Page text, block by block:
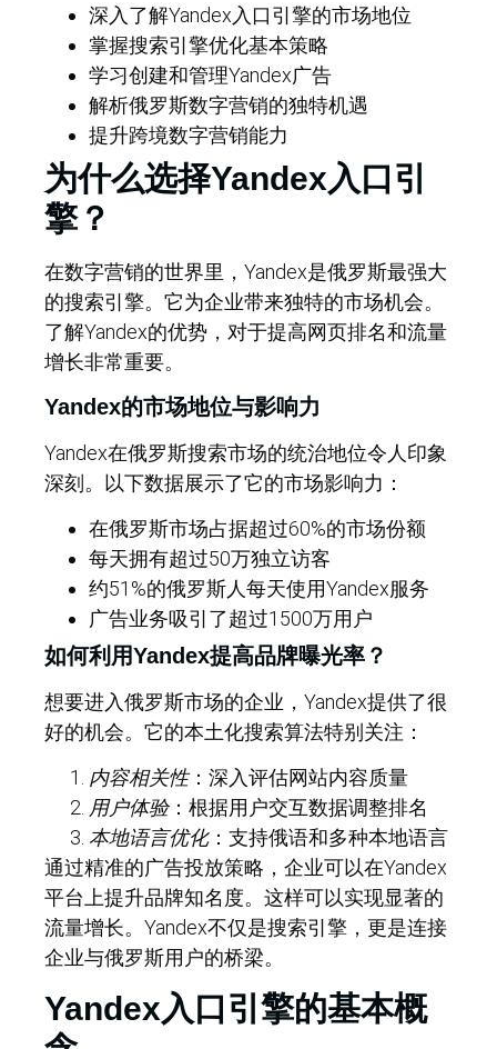
深入了解Yandex入口引擎的市场地位
掌握搜索引擎优化基本策略
学习创建和管理Yandex广告
解析俄罗斯数字营销的独特机遇
提升跨境数字营销能力
为什么选择Yandex入口引
擎？
在数字营销的世界里，Yandex是俄罗斯最强大
的搜索引擎。它为企业带来独特的市场机会。
了解Yandex的优势，对于提高网页排名和流量
增长非常重要。
Yandex的市场地位与影响力
Yandex在俄罗斯搜索市场的统治地位令人印象
深刻。以下数据展示了它的市场影响力：
在俄罗斯市场占据超过60%的市场份额
每天拥有超过50万独立访客
约51%的俄罗斯人每天使用Yandex服务
广告业务吸引了超过1500万用户
如何利用Yandex提高品牌曝光率？
想要进入俄罗斯市场的企业，Yandex提供了很
好的机会。它的本土化搜索算法特别关注：
内容相关性：深入评估网站内容质量
用户体验：根据用户交互数据调整排名
本地语言优化：支持俄语和多种本地语言
通过精准的广告投放策略，企业可以在Yandex
平台上提升品牌知名度。这样可以实现显著的
流量增长。Yandex不仅是搜索引擎，更是连接
企业与俄罗斯用户的桥梁。
Yandex入口引擎的基本概